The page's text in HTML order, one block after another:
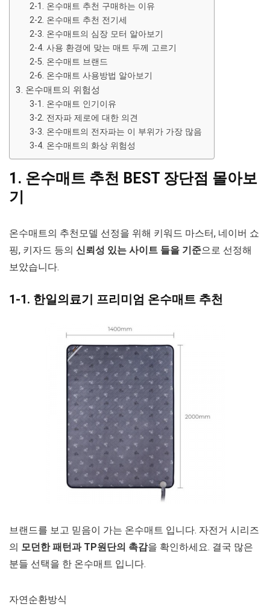
2-1. 온수매트 추천 구매하는 이유
2-2. 온수매트 추천 전기세
2-3. 온수매트의 심장 모터 알아보기
2-4. 사용 환경에 맞는 매트 두께 고르기
2-5. 온수매트 브랜드
2-6. 온수매트 사용방법 알아보기
3. 온수매트의 위험성
3-1. 온수매트 인기이유
3-2. 전자파 제로에 대한 의견
3-3. 온수매트의 전자파는 이 부위가 가장 많음
3-4. 온수매트의 화상 위험성
1. 온수매트 추천 BEST 장단점 몰아보
기
온수매트의 추천모델 선정을 위해 키워드 마스터, 네이버 쇼
핑, 키자드 등의 신뢰성 있는 사이트 들을 기준으로 선정해
보았습니다.
1-1. 한일의료기 프리미엄 온수매트 추천
브랜드를 보고 믿음이 가는 온수매트 입니다. 자전거 시리즈
의 모던한 패턴과 TP원단의 촉감을 확인하세요. 결국 많은
분들 선택을 한 온수매트 입니다.
자연순환방식